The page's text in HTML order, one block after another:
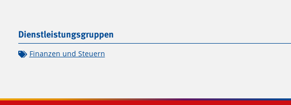
Dienstleistungsgruppen
Finanzen und Steuern